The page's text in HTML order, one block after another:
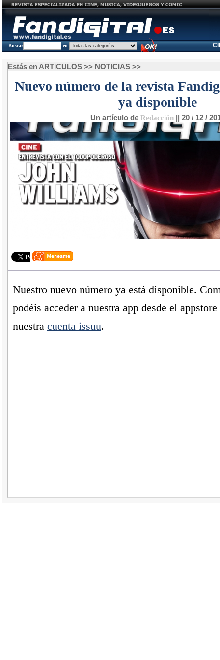
Buscar en
Estás en ARTICULOS >> NOTICIAS >>
Nuevo número de la revista
ya disponible
Un artículo de Redacción || 20 / 12 /
Nuestro nuevo número ya está disponible.
podéis acceder a nuestra app desde el appstore
nuestra cuenta issuu.